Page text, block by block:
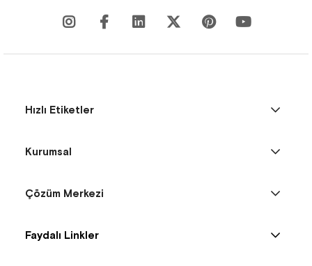
Hızlı Etiketler
Kurumsal
Çözüm Merkezi
Faydalı Linkler